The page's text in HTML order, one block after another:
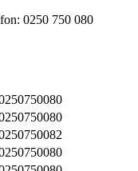
0250 750 080